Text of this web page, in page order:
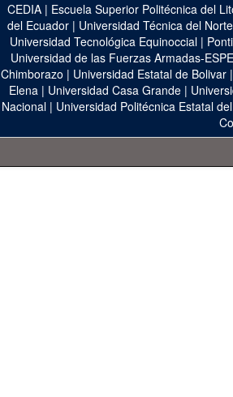
CEDIA | Escuela Superior Politécnica del
del Ecuador| Universidad Técnica del Norte
Universidad Tecnológica Equinoccial|
Universidad de las Fuerzas Armadas-ESPE
Chimborazo | Universidad Estatal de Bolivar|
Elena | Universidad Casa Grande |
Nacional | Universidad Politécnica Estatal